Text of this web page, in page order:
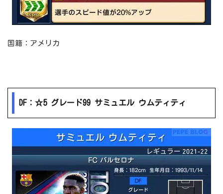
国籍：アメリカ
DF：☆5 グレード99 サミュエル ウムティティ